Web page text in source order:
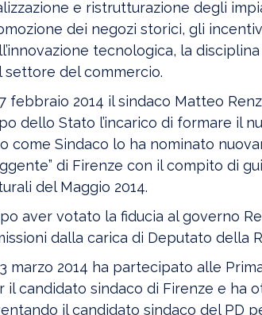
e ristrutturazione degli
dei negozi storici, gli
tecnologica, la
settore del commercio.
febbraio 2014 il sindaco Matteo
dello Stato l’incarico di formare il
come Sindaco lo ha nominato
di Firenze con il compito di
del Maggio 2014.
aver votato la fiducia al governo
dalla carica di Deputato della
marzo 2014 ha partecipato alle
il candidato sindaco di Firenze e ha
il candidato sindaco del PD